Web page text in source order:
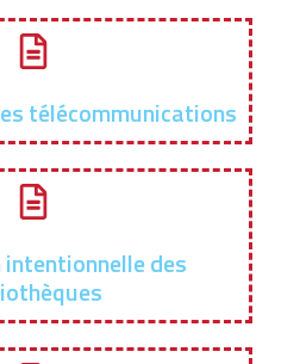
télécommunications
des